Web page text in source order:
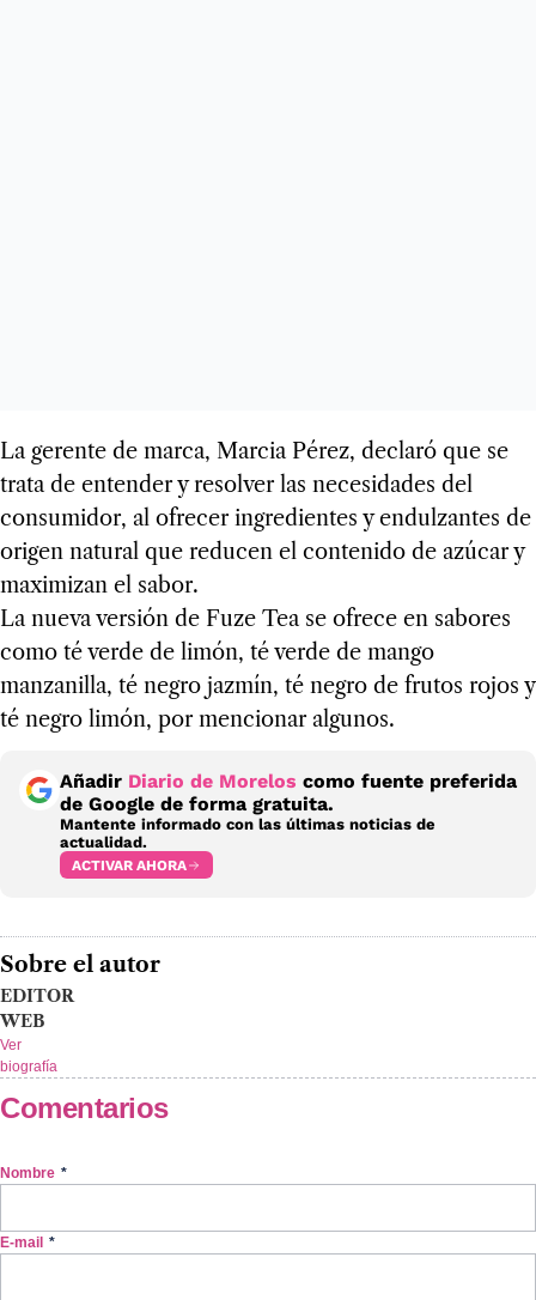
La gerente de marca, Marcia Pérez, declaró que se
trata de entender y resolver las necesidades del
consumidor, al ofrecer ingredientes y endulzantes de
origen natural que reducen el contenido de azúcar y
maximizan el sabor.
La nueva versión de Fuze Tea se ofrece en sabores
como té verde de limón, té verde de mango
manzanilla, té negro jazmín, té negro de frutos rojos y
té negro limón, por mencionar algunos.
Añadir Diario de Morelos como fuente preferida
de Google de forma gratuita.
Mantente informado con las últimas noticias de
actualidad.
ACTIVAR AHORA
Sobre el autor
EDITOR
WEB
Ver
biografía
Comentarios
Nombre *
E-mail *